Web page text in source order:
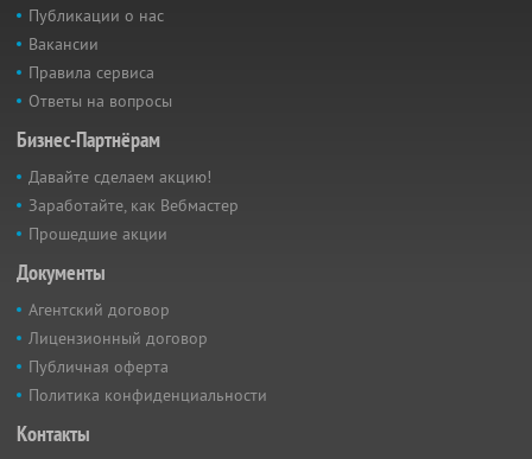
Публикации о нас
Вакансии
Правила сервиса
Ответы на вопросы
Бизнес-Партнёрам
Давайте сделаем акцию!
Заработайте, как Вебмастер
Прошедшие акции
Документы
Агентский договор
Лицензионный договор
Публичная оферта
Политика конфиденциальности
Контакты